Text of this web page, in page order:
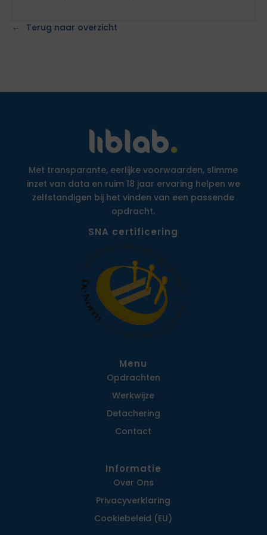
Terug naar overzicht
Met transparante, eerlijke voorwaarden, slimme
inzet van data en ruim 18 jaar ervaring helpen we
zelfstandigen bij het vinden van een passende
opdracht.
SNA certificering
Menu
Opdrachten
Werkwijze
Detachering
Contact
Informatie
Over Ons
Privacy­verklaring
Cookiebeleid (EU)